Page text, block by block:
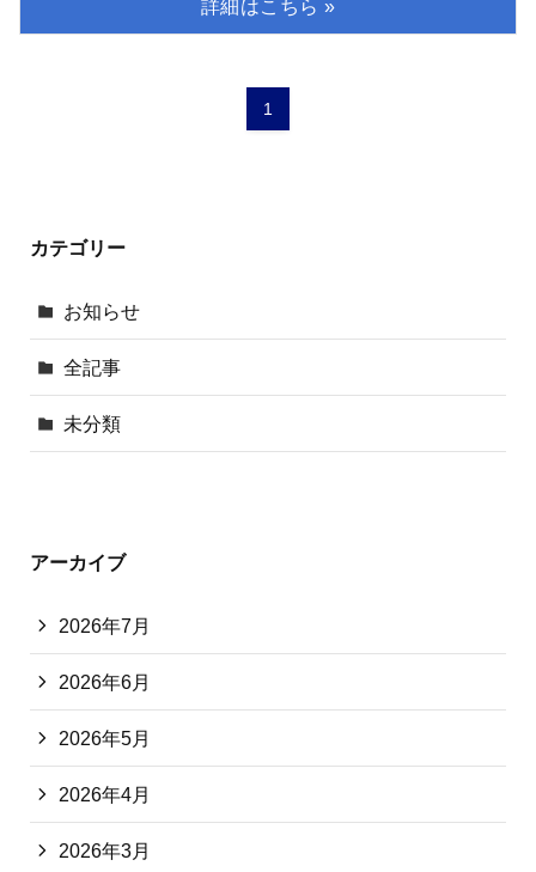
1
カテゴリー
お知らせ
全記事
未分類
アーカイブ
2026年7月
2026年6月
2026年5月
2026年4月
2026年3月